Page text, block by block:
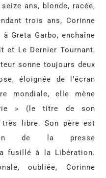
ans, blonde, racée,
trois ans, Corinne
Greta Garbo, enchaîne
et Le Dernier Tournant,
sonne toujours deux
éloignée de l’écran
mondiale, elle mène
» (le titre de son
très libre. Son père est
de la presse
fusillé à la Libération.
oubliée, Corinne